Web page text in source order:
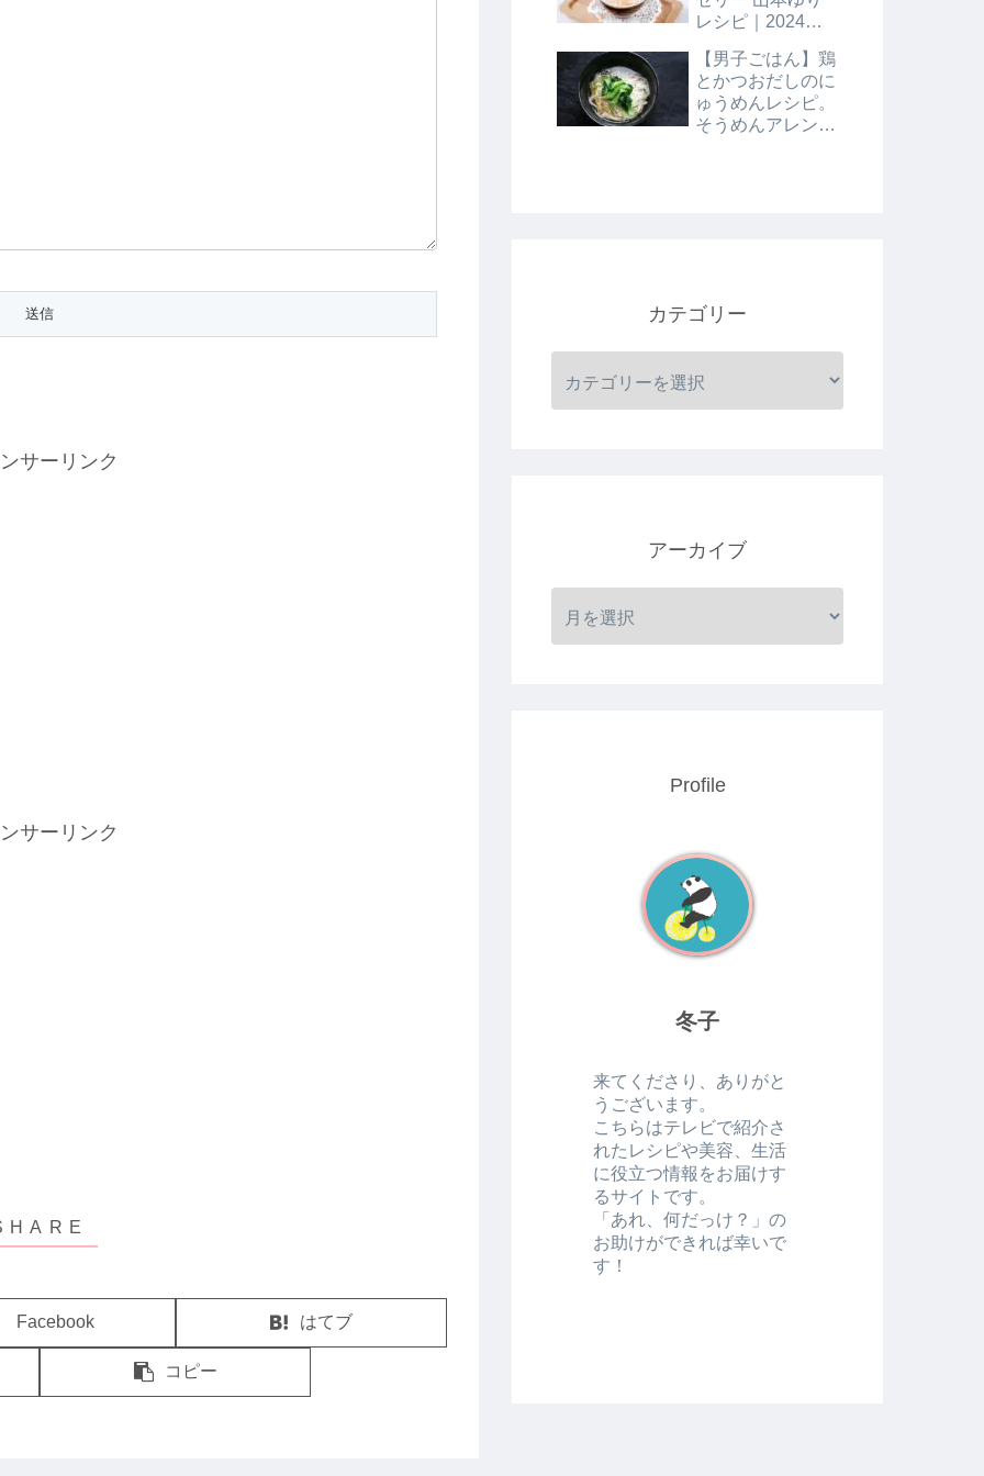
サーリンク
サーリンク
Facebook はてブ
コピー
レシピ｜2024年8
【男子ごはん】鶏
とかつおだしのに
ゅうめんレシピ。
そうめんアレンジ
カテゴリー
アーカイブ
Profile
冬子
来てくださり、ありがと
うございます。
こちらはテレビで紹介さ
れたレシピや美容、生活
に役立つ情報をお届けす
るサイトです。
「あれ、何だっけ？」の
お助けができれば幸いで
す！